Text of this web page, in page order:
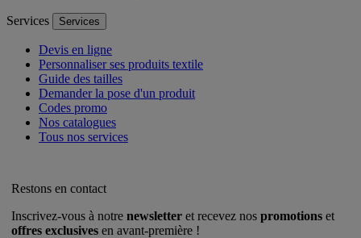
Services Services
Devis en ligne
Personnaliser ses produits textile
Guide des tailles
Demander la pose d'un produit
Codes promo
Nos catalogues
Tous nos services
Restons en contact
Inscrivez-vous à notre newsletter et recevez nos promotions et
offres exclusives en avant-première !